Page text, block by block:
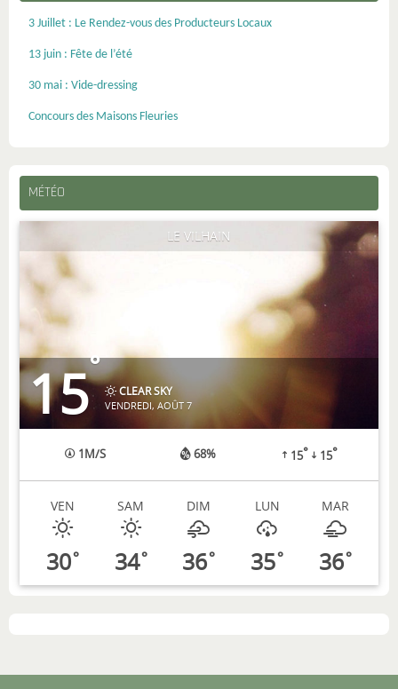
3 Juillet : Le Rendez-vous des Producteurs Locaux
13 juin : Fête de l’été
30 mai : Vide-dressing
Concours des Maisons Fleuries
MÉTÉO
LE VILHAIN
15°
CLEAR SKY
VENDREDI, AOÛT 7
1M/S 68% 15° 15°
VEN
30°
SAM
34°
DIM
36°
LUN
35°
MAR
36°